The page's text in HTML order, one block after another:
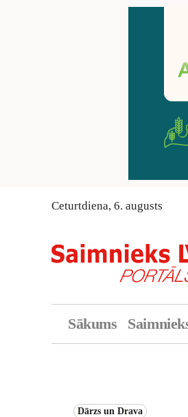
Ceturtdiena, 6. augusts
Sākums
Dārzs un Drava